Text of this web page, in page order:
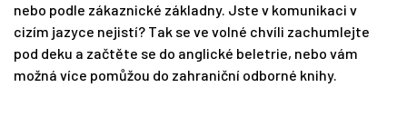
nebo podle zákaznické základny. Jste v komunikaci v
cizím jazyce nejistí? Tak se ve volné chvíli zachumlejte
pod deku a začtěte se do anglické beletrie, nebo vám
možná více pomůžou do zahraniční odborné knihy.